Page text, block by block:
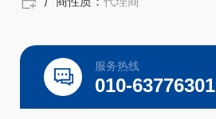
服务热线
010-63776301